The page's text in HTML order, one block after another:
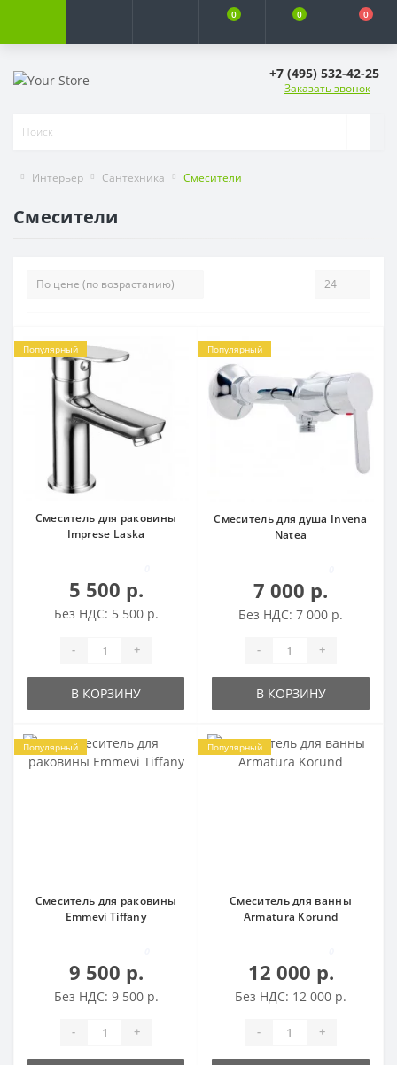
0 0 0
+7 (495) 532-42-25
Заказать звонок
Интерьер Сантехника Смесители
Смесители
Популярный
Смеситель для раковины
Imprese Laska
5 500 р.
Без НДС: 5 500 р.
- +
В КОРЗИНУ
Популярный
Смеситель для душа Invena
Natea
7 000 р.
Без НДС: 7 000 р.
- +
В КОРЗИНУ
Популярный
Смеситель для раковины
Emmevi Tiffany
9 500 р.
Без НДС: 9 500 р.
- +
Популярный
Смеситель для ванны
Armatura Korund
12 000 р.
Без НДС: 12 000 р.
- +